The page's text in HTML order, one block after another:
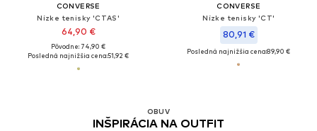
CONVERSE
Nízke tenisky 'CTAS'
64,90 €
Pôvodne: 74,90 €
Posledná najnižšia cena:51,92 €
CONVERSE
Nízke tenisky 'CT'
80,91 €
Posledná najnižšia cena:89,90 €
OBUV
INŠPIRÁCIA NA OUTFIT